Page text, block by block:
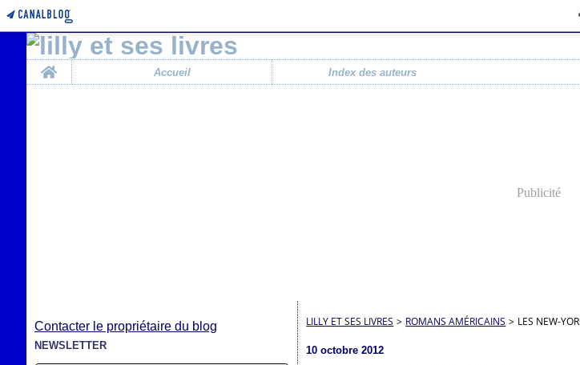
Home
Accueil Index des auteurs
Publicité
Contacter le propriétaire du blog
NEWSLETTER
LILLY ET SES LIVRES > ROMANS AMÉRICAINS > LES NEW-
10 octobre 2012